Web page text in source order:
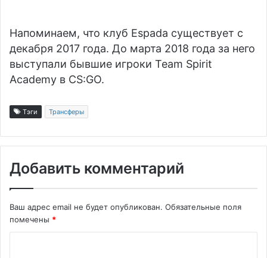
Напоминаем, что клуб Espada существует с
декабря 2017 года. До марта 2018 года за него
выступали бывшие игроки Team Spirit
Academy в CS:GO.
Тэги Трансферы
Добавить комментарий
Ваш адрес email не будет опубликован. Обязательные поля
помечены *